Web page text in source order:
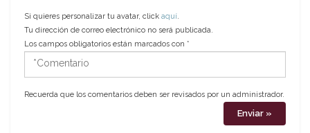
Si quieres personalizar tu avatar, click aquí.
Tu dirección de correo electrónico no será publicada.
Los campos obligatorios están marcados con *
*Comentario
Recuerda que los comentarios deben ser revisados por un administrador.